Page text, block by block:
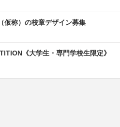
仮称）の校章デザイン募集
《大学生・専門学校生限定》